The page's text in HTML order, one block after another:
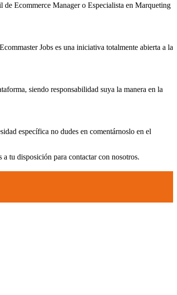
de Ecommerce Manager o Especialista en Marqueting
Jobs es una iniciativa totalmente abierta a la
siendo responsabilidad suya la manera en la
específica no dudes en comentárnoslo en el
tu disposición para contactar con nosotros.